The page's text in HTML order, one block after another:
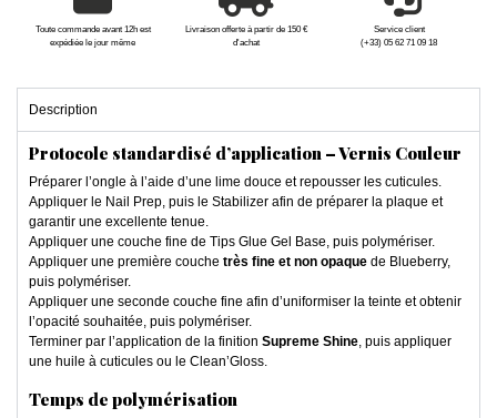
Toute commande avant 12h est
expédiée le jour même
Livraison offerte à partir de 150 €
d'achat
Service client
(+33) 05 62 71 09 18
Description
Protocole standardisé d’application – Vernis Couleur
Préparer l’ongle à l’aide d’une lime douce et repousser les cuticules.
Appliquer le Nail Prep, puis le Stabilizer afin de préparer la plaque et
garantir une excellente tenue.
Appliquer une couche fine de Tips Glue Gel Base, puis polymériser.
Appliquer une première couche très fine et non opaque de Blueberry,
puis polymériser.
Appliquer une seconde couche fine afin d’uniformiser la teinte et obtenir
l’opacité souhaitée, puis polymériser.
Terminer par l’application de la finition Supreme Shine, puis appliquer
une huile à cuticules ou le Clean’Gloss.
Temps de polymérisation